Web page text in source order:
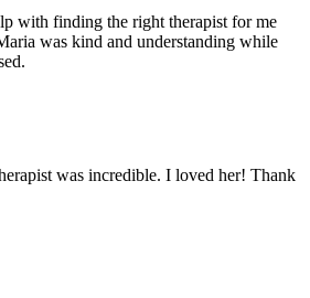
with finding the right therapist for me
was kind and understanding while
was incredible. I loved her! Thank